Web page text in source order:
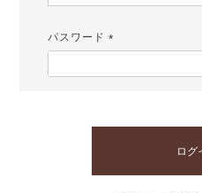
パスワード
ログ